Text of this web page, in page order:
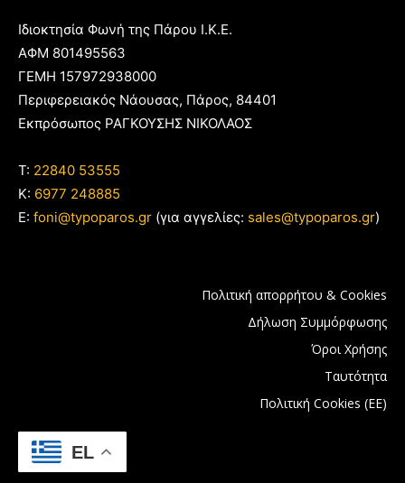
Ιδιοκτησία Φωνή της Πάρου Ι.Κ.Ε.
ΑΦΜ 801495563
ΓΕΜΗ 157972938000
Περιφερειακός Νάουσας, Πάρος, 84401
Εκπρόσωπος ΡΑΓΚΟΥΣΗΣ ΝΙΚΟΛΑΟΣ
T: 22840 53555
Κ: 6977 248885
E: foni@typoparos.gr (για αγγελίες: sales@typoparos.gr)
Πολιτική απορρήτου & Cookies
Δήλωση Συμμόρφωσης
Όροι Χρήσης
Ταυτότητα
Πολιτική Cookies (ΕΕ)
EL